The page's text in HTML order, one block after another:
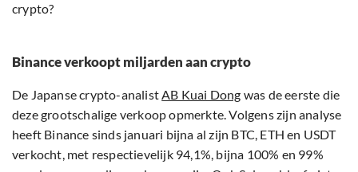
crypto?
Binance verkoopt miljarden aan crypto
De Japanse crypto-analistAB Kuai Dong was de eerste die
deze grootschalige verkoop opmerkte. Volgens zijn analyse
heeft Binance sinds januari bijna al zijn BTC, ETH en USDT
verkocht, met respectievelijk 94,1%, bijna 100% en 99%